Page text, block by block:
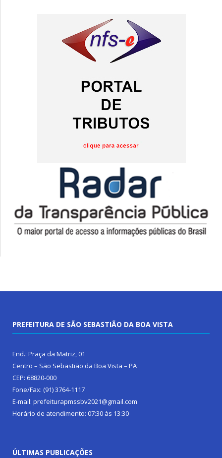
PREFEITURA DE SÃO SEBASTIÃO DA BOA VISTA
End.: Praça da Matriz, 01
Centro – São Sebastião da Boa Vista – PA
CEP: 68820-000
Fone/Fax: (91) 3764-1117
E-mail: prefeiturapmssbv2021@gmail.com
Horário de atendimento: 07:30 às 13:30
ÚLTIMAS PUBLICAÇÕES